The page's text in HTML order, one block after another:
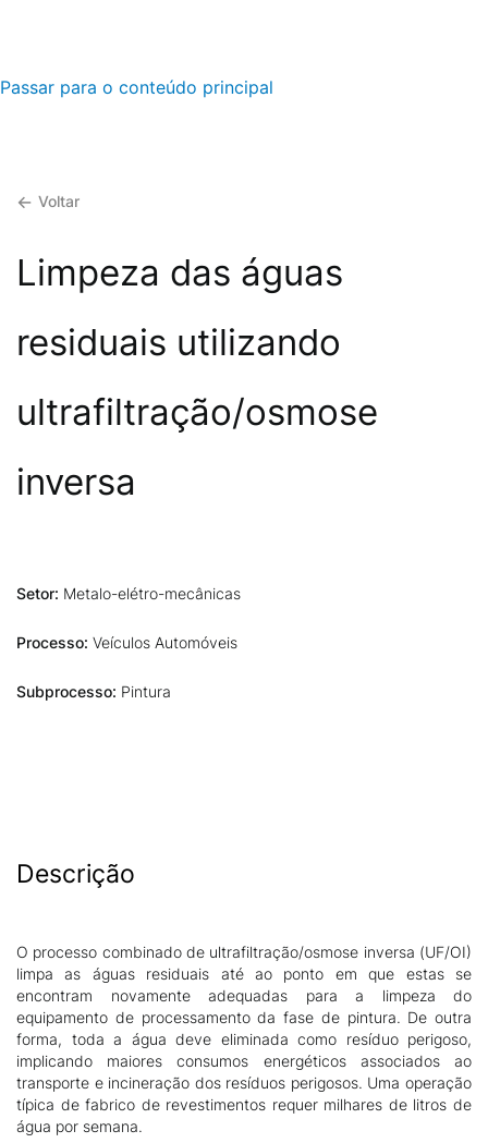
Passar para o conteúdo principal
Voltar
Limpeza das águas
residuais utilizando
ultrafiltração/osmose
inversa
Setor: Metalo-elétro-mecânicas
Processo: Veículos Automóveis
Subprocesso: Pintura
Descrição
O processo combinado de ultrafiltração/osmose inversa (UF/OI)
limpa as águas residuais até ao ponto em que estas se
encontram novamente adequadas para a limpeza do
equipamento de processamento da fase de pintura. De outra
forma, toda a água deve eliminada como resíduo perigoso,
implicando maiores consumos energéticos associados ao
transporte e incineração dos resíduos perigosos. Uma operação
típica de fabrico de revestimentos requer milhares de litros de
água por semana.